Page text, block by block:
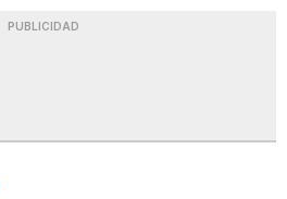
PUBLICIDAD